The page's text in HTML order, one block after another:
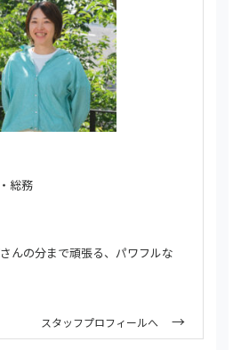
総務
んの分まで頑張る、パワフルな
スタッフプロフィールへ